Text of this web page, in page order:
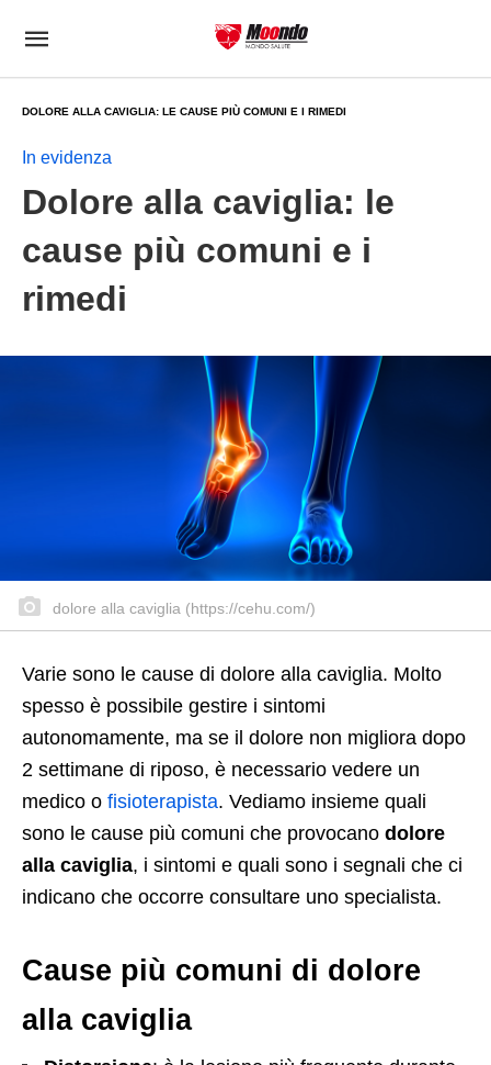
DOLORE ALLA CAVIGLIA: LE CAUSE PIÙ COMUNI E I RIMEDI
In evidenza
Dolore alla caviglia: le
cause più comuni e i
rimedi
dolore alla caviglia (https://cehu.com/)
Varie sono le cause di dolore alla caviglia. Molto
spesso è possibile gestire i sintomi
autonomamente, ma se il dolore non migliora dopo
2 settimane di riposo, è necessario vedere un
medico o fisioterapista. Vediamo insieme quali
sono le cause più comuni che provocano dolore
alla caviglia, i sintomi e quali sono i segnali che ci
indicano che occorre consultare uno specialista.
Cause più comuni di dolore
alla caviglia